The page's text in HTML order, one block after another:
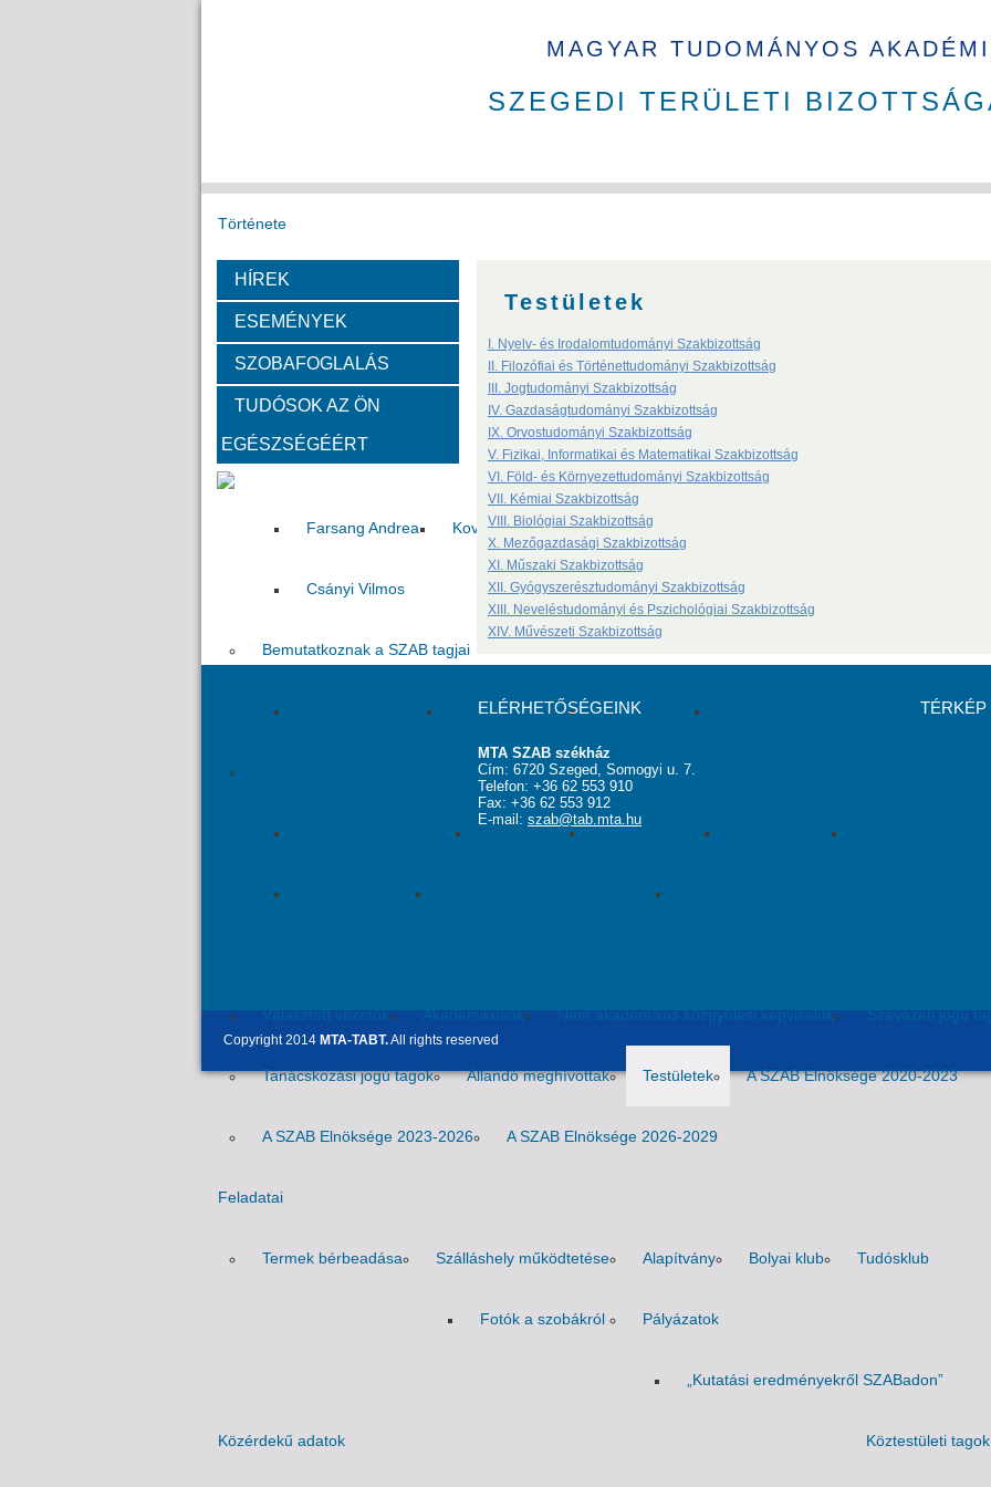
MAGYAR TUDOMÁNYOS
SZEGEDI TERÜLETI
Története
Székház
Fotók a székházról
Bemutatkoznak a SZAB akadémikusai
Kemény Lajos Hohmann Judit Gyimóthy Tibor Voszka Éva
Farsang Andrea Kovács Zoltán Pál Csaba
Csányi Vilmos
Bemutatkoznak a SZAB tagjai
Dr. Pálfi György Jelasity Márk
Bemutatkoznak a Lendület program nyertesei
Tóth Szilvia Tombácz Dóra
Választott vezetők Akadémikusok Nem akadémikus közgyűlési képviselők Szavazati jogú
Tanácskozási jogú tagok Állandó meghívottak Testületek A SZAB Elnöksége 2020-2023
A SZAB Elnöksége 2023-2026 A SZAB Elnöksége 2026-2029
Feladatai
Termek bérbeadása Szálláshely működtetése
Fotók a szobákról
Alapítvány Bolyai klub Tudósklub
Pályázatok
„Kutatási eredményekről SZABadon”
Közérdekű adatok Köztestületi tagok
HÍREK
ESEMÉNYEK
SZOBAFOGLALÁS
TUDÓSOK AZ ÖN
EGÉSZSÉGÉÉRT
Testületek
I. Nyelv- és Irodalomtudományi Szakbizottság
II. Filozófiai és Történettudományi Szakbizottság
III. Jogtudományi Szakbizottság
IV. Gazdaságtudományi Szakbizottság
IX. Orvostudományi Szakbizottság
V. Fizikai, Informatikai és Matematikai Szakbizottság
VI. Föld- és Környezettudományi Szakbizottság
VII. Kémiai Szakbizottság
VIII. Biológiai Szakbizottság
X. Mezőgazdasági Szakbizottság
XI. Műszaki Szakbizottság
XII. Gyógyszerésztudományi Szakbizottság
XIII. Neveléstudományi és Pszichológiai Szakbizottság
XIV. Művészeti Szakbizottság
ELÉRHETŐSÉGEINK
MTA SZAB székház
Cím: 6720 Szeged, Somogyi u. 7.
Telefon: +36 62 553 910
Fax: +36 62 553 912
E-mail: szab@tab.mta.hu
TÉRKÉP
Copyright 2014 MTA-TABT.All rights reserved